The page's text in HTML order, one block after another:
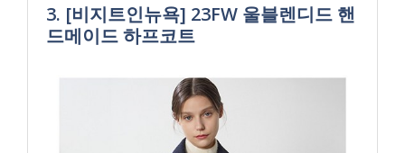
3. [비지트인뉴욕] 23FW 울블렌디드 핸
드메이드 하프코트